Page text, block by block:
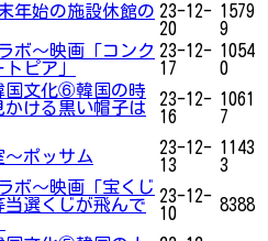
年始の施設休館の 23-12-
20
1579
9
ボ～映画「コンク
ピア」
23-12-
17
1054
0
国文化⑥韓国の時
ける黒い帽子は
23-12-
16
1061
7
～ポッサム
23-12-
13
1143
3
ボ～映画「宝くじ
選くじが飛んで
23-12-
10
8388